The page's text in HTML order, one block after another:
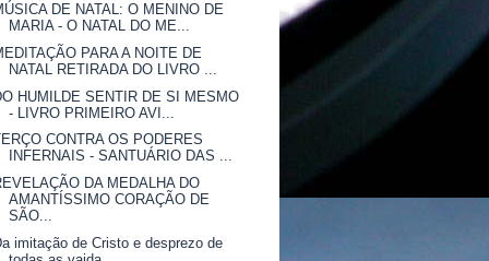
DE NATAL: O MENINO DE
MARIA - O NATAL DO ME...
PARA A NOITE DE
NATAL RETIRADA DO LIVRO ...
HUMILDE SENTIR DE SI MESMO
- LIVRO PRIMEIRO AVI...
CONTRA OS PODERES
INFERNAIS - SANTUÁRIO DAS ...
DA MEDALHA DO
AMANTÍSSIMO CORAÇÃO DE
SÃO...
imitação de Cristo e desprezo de